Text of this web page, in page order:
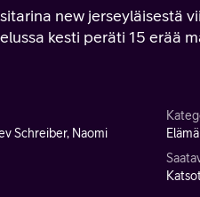
new jerseyläisestä
kesti peräti 15 erää
Schreiber, Naomi